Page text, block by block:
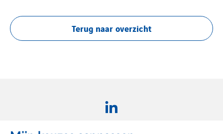
Terug naar overzicht